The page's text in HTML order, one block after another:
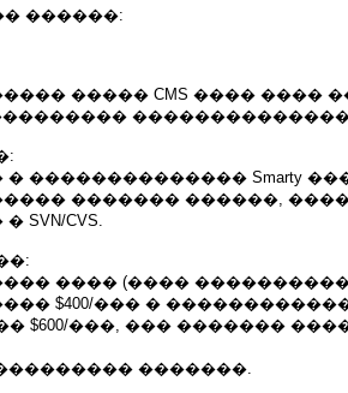
������:
����� CMS ���� ����
���������
Smarty ���
������� ������,
CVS.
���� (����
$400/��� �
$600/���, ��� �������
�������.